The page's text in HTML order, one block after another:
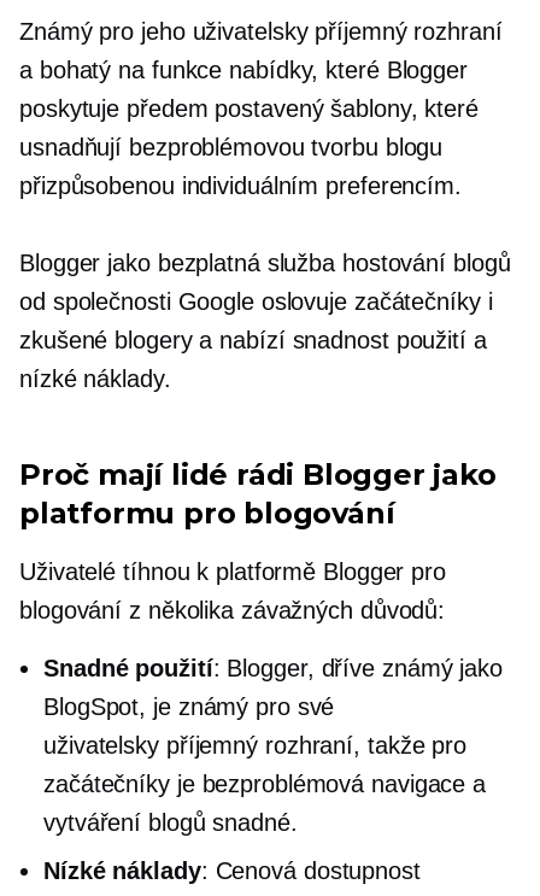
Známý pro jeho uživatelsky příjemnýrozhraní
a bohatý na funkce nabídky, které Blogger
poskytuje předem postavenýšablony, které
usnadňují bezproblémovou tvorbu blogu
přizpůsobenou individuálním preferencím.
Blogger jako bezplatná služba hostování blogů
od společnosti Google oslovuje začátečníky i
zkušené blogery a nabízí snadnost použitía
nízké náklady.
Proč mají lidé rádi Blogger jako
platformu pro blogování
Uživatelé tíhnou k platformě Blogger pro
blogování z několika závažných důvodů:
Snadné použití: Blogger, dříve známý jako
BlogSpot, je známý pro své
uživatelsky příjemný rozhraní, takže pro
začátečníky je bezproblémová navigace a
vytváření blogů snadné.
Nízké náklady: Cenová dostupnost